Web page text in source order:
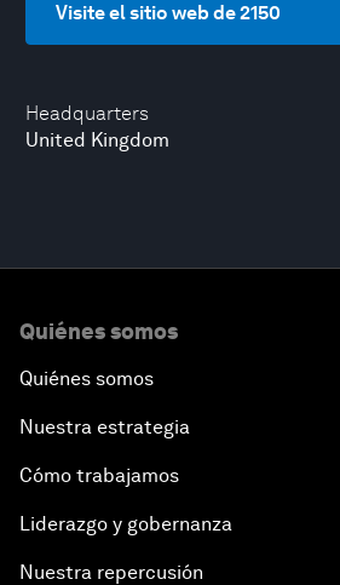
Headquarters
United Kingdom
Visite el sitio web de 2150
Quiénes somos
Quiénes somos
Nuestra estrategia
Cómo trabajamos
Liderazgo y gobernanza
Nuestra repercusión